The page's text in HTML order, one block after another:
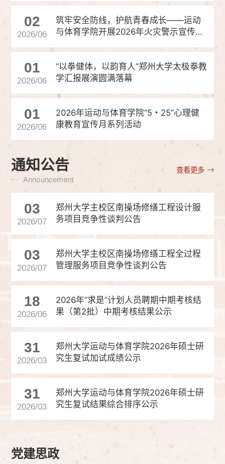
02
2026/06
筑牢安全防线，护航青春成长——运动
与体育学院开展2026年火灾警示宣传教
01
2026/06
“以拳健体，以韵育人”郑州大学太极拳教
学汇报展演圆满落幕
01
2026/06
2026年运动与体育学院“5・25”心理健
康教育宣传月系列活动
通知公告
Announcement
查看更多
03
2026/07
郑州大学主校区南操场修缮工程设计服
务项目竞争性谈判公告
03
2026/07
郑州大学主校区南操场修缮工程全过程
管理服务项目竞争性谈判公告
18
2026/06
2026年“求是”计划人员聘期中期考核结
果（第2批）中期考核结果公示
31
2026/03
郑州大学运动与体育学院2026年硕士研
究生复试加试成绩公示
31
2026/03
郑州大学运动与体育学院2026年硕士研
究生复试结果综合排序公示
党建思政